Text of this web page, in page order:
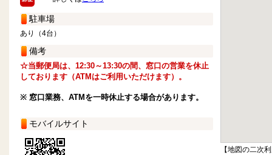
駐車場
あり（4台）
備考
☆当郵便局は、12:30～13:30の間、窓口の営業を休止
しております（ATMはご利用いただけます）。
※ 窓口業務、ATMを一時休止する場合があります。
モバイルサイト
【地図の二次